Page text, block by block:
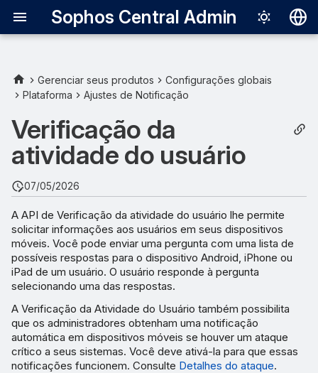
Sophos Central Admin
English
Português
中文（繁體）
Status de Verificação da
Gerenciar seus produtos
Configurações globais
Plataforma
Ajustes de Notificação
Verificação da
atividade do usuário
07/05/2026
A API de Verificação da atividade do usuário lhe permite
solicitar informações aos usuários em seus dispositivos
móveis. Você pode enviar uma pergunta com uma lista de
possíveis respostas para o dispositivo Android, iPhone ou
iPad de um usuário. O usuário responde à pergunta
selecionando uma das respostas.
A Verificação da Atividade do Usuário também possibilita
que os administradores obtenham uma notificação
automática em dispositivos móveis se houver um ataque
crítico a seus sistemas. Você deve ativá-la para que essas
notificações funcionem. Consulte Detalhes do ataque.